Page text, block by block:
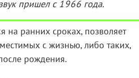
пришел с 1966 года.
на ранних сроках, позволяет
с жизнью, либо таких,
рождения.